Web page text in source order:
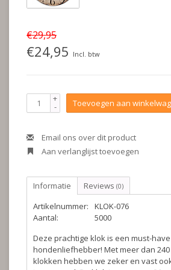
€29,95
€24,95 Incl. btw
+
- Toevoegen aan
Email ons over dit product
Aan verlanglijst toevoegen
Informatie Reviews (0)
Artikelnummer:
KLOK-076
Aantal:
5000
Deze prachtige klok is een must-
hondenliefhebber! Met meer dan
klokken hebben we zeker en vast